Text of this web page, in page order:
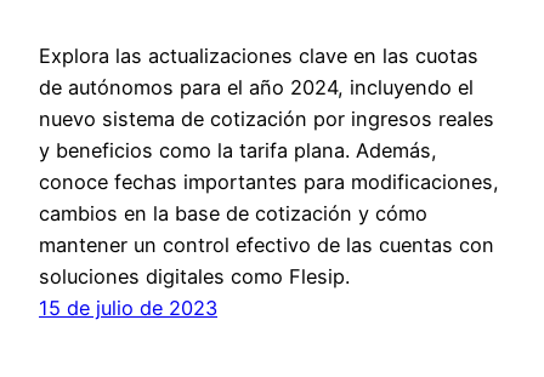
Explora las actualizaciones clave en las cuotas
de autónomos para el año 2024, incluyendo el
nuevo sistema de cotización por ingresos reales
y beneficios como la tarifa plana. Además,
conoce fechas importantes para modificaciones,
cambios en la base de cotización y cómo
mantener un control efectivo de las cuentas con
soluciones digitales como Flesip.
15 de julio de 2023